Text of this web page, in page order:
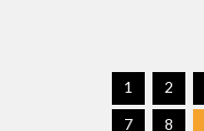
1 2
7
8